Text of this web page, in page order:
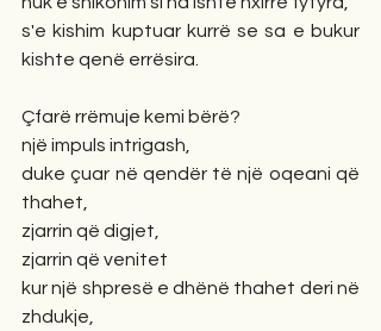
s'e kishim kuptuar kurrë se sa e bukur
kishte qenë errësira.
Çfarë rrëmuje kemi bërë?
një impuls intrigash,
duke çuar në qendër të një oqeani që
thahet,
zjarrin që digjet,
zjarrin që venitet
kur një shpresë e dhënë thahet deri në
zhdukje,